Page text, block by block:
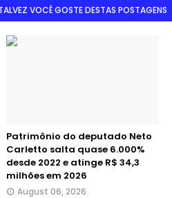
VOCÊ GOSTE DESTAS POSTAGENS
Patrimônio do deputado Neto
Carletto salta quase 6.000%
desde 2022 e atinge R$ 34,3
milhões em 2026
August 06, 2026